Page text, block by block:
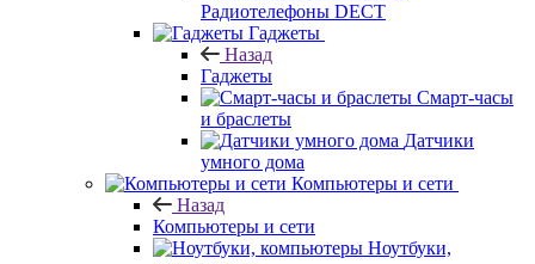
Радиотелефоны DECT
Гаджеты
Назад
Гаджеты
Смарт-часы
и браслеты
Датчики
умного дома
Компьютеры и сети
Назад
Компьютеры и сети
Ноутбуки,